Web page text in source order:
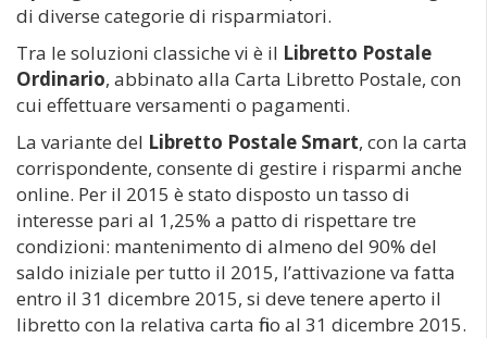
di diverse categorie di risparmiatori.
Tra le soluzioni classiche vi è il Libretto Postale
Ordinario, abbinato alla Carta Libretto Postale, con
cui effettuare versamenti o pagamenti.
La variante del Libretto Postale Smart, con la carta
corrispondente, consente di gestire i risparmi anche
online. Per il 2015 è stato disposto un tasso di
interesse pari al 1,25% a patto di rispettare tre
condizioni: mantenimento di almeno del 90% del
saldo iniziale per tutto il 2015, l’attivazione va fatta
entro il 31 dicembre 2015, si deve tenere aperto il
libretto con la relativa carta fino al 31 dicembre 2015.